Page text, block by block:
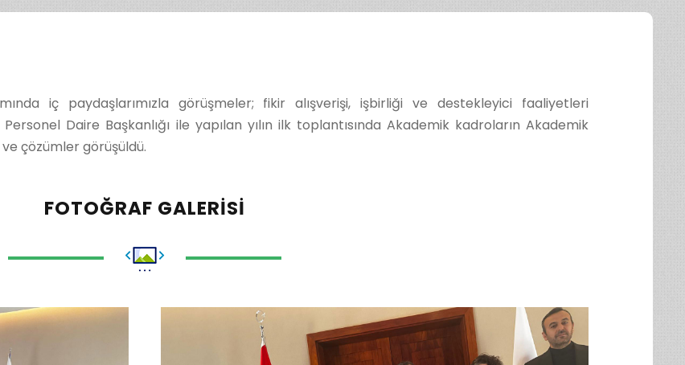
iç paydaşlarımızla görüşmeler; fikir alışverişi, işbirliği ve destekleyici faaliyetleri
Daire Başkanlığı ile yapılan yılın ilk toplantısında Akademik kadroların Akademik
çözümler görüşüldü.
FOTOĞRAF GALERISI